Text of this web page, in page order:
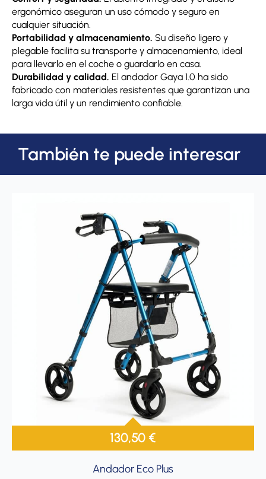
ergonómico aseguran un uso cómodo y seguro en
cualquier situación.
Portabilidad y almacenamiento. Su diseño ligero y
plegable facilita su transporte y almacenamiento, ideal
para llevarlo en el coche o guardarlo en casa.
Durabilidad y calidad. El andador Gaya 1.0 ha sido
fabricado con materiales resistentes que garantizan una
larga vida útil y un rendimiento confiable.
También te puede interesar
130,50€
Andador Eco Plus